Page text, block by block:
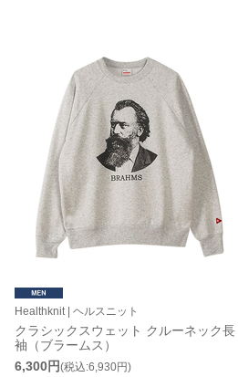
Healthknit | ヘルスニット
クラシックスウェット クルーネック長
袖（ブラームス）
6,300円(税込:6,930円)